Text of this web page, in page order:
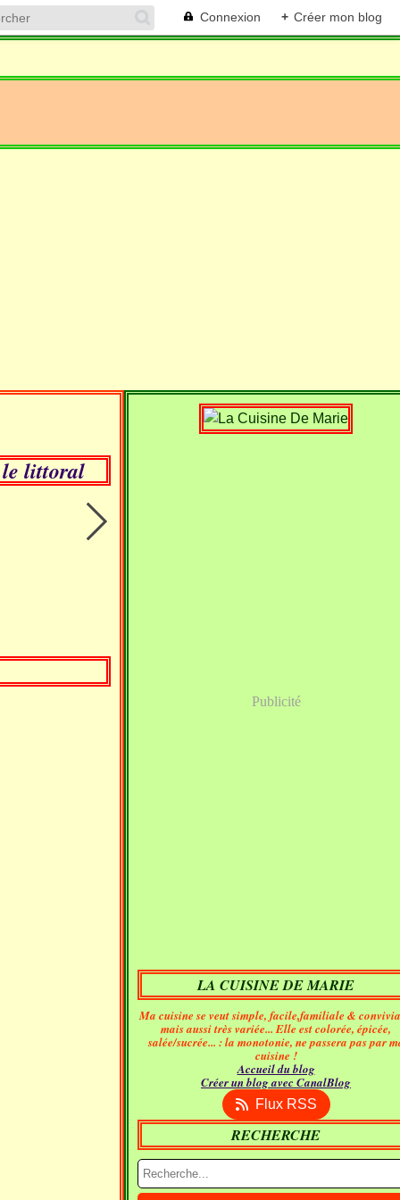
Connexion + Créer mon blog
le littoral
Publicité
LA CUISINE DE MARIE
Ma cuisine se veut simple, facile,familiale &
mais aussi très variée... Elle est colorée, épicée,
salée/sucrée... : la monotonie, ne passera pas par
cuisine !
Accueil du blog
Créer un blog avec CanalBlog
Flux RSS
RECHERCHE